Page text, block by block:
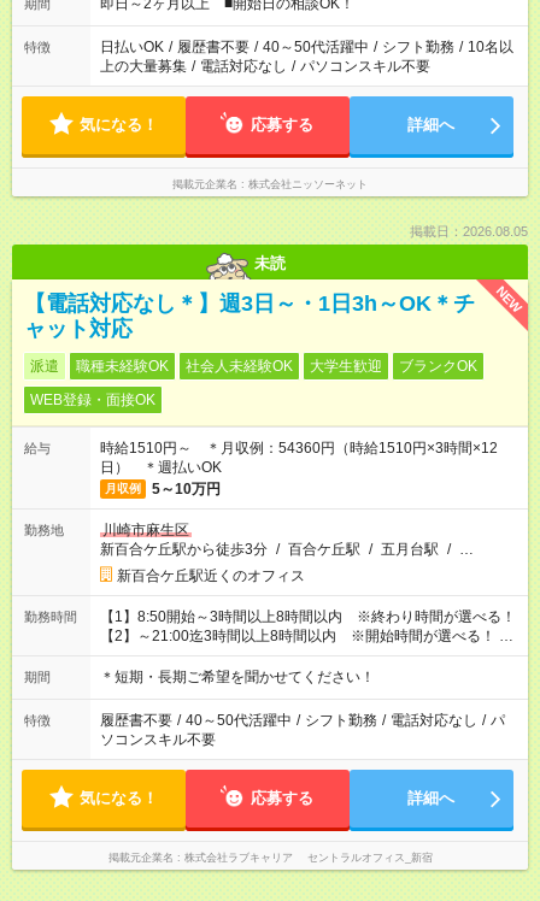
期間 即日～2ヶ月以上 ■開始日の相談OK！
特徴 日払いOK / 履歴書不要 / 40～50代活躍中 / シフト勤務 / 10名以
上の大量募集 / 電話対応なし / パソコンスキル不要
気になる！ 応募する 詳細へ
掲載元企業名 株式会社ニッソーネット
掲載日：2026.08.05
未読
NEW
【電話対応なし＊】週3日～・1日3h～OK＊チ
ャット対応
派遣 職種未経験OK 社会人未経験OK 大学生歓迎
ブランクOK
WEB登録・面接OK
給与
時給1510円～ ＊月収例：54360円（時給1510円×3時間×12
日） ＊週払いOK
月収例 5～10万円
勤務地
川崎市麻生区
新百合ケ丘駅から徒歩3分 / 百合ケ丘駅 / 五月台駅 / …
新百合ケ丘駅近くのオフィス
勤務時間
【1】8:50開始～3時間以上8時間以内 ※終わり時間が選べる！
【2】～21:00迄3時間以上8時間以内 ※開始時間が選べる！ ※6
時間以上実働で休憩60分 ※シフト固定相談可 ※土日いずれか勤
務必須 ※繁忙期の勤務可能な方（1日・7のつく日・月末3日間）
期間 ＊短期・長期ご希望を聞かせてください！
特徴 履歴書不要 / 40～50代活躍中 / シフト勤務 / 電話対応なし / パ
ソコンスキル不要
気になる！ 応募する 詳細へ
掲載元企業名 株式会社ラブキャリア セントラルオフィス_新宿